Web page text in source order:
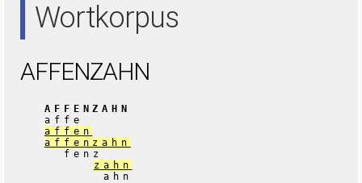
Wortkorpus
AFFENZAHN
AFFENZAHN
affe
affen
affenzahn
fenz
zahn
ahn